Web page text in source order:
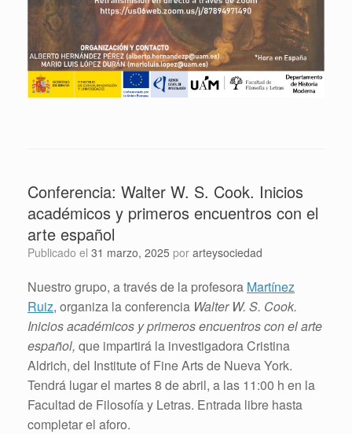
Conferencia: Walter W. S. Cook. Inicios
académicos y primeros encuentros con el
arte español
Publicado el 31 marzo, 2025 por arteysociedad
Nuestro grupo, a través de la profesora Martínez
Ruiz, organiza la conferencia Walter W. S. Cook.
Inicios académicos y primeros encuentros con el arte
español, que impartirá la investigadora Cristina
Aldrich, del Institute of Fine Arts de Nueva York.
Tendrá lugar el martes 8 de abril, a las 11:00 h en la
Facultad de Filosofía y Letras. Entrada libre hasta
completar el aforo.